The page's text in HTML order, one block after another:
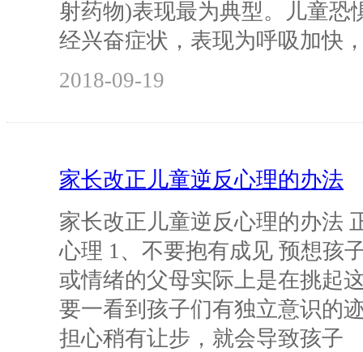
射药物)表现最为典型。儿童恐
经兴奋症状，表现为呼吸加快
2018-09-19
家长改正儿童逆反心理的办法
家长改正儿童逆反心理的办法
心理 1、不要抱有成见 预想孩
或情绪的父母实际上是在挑起
要一看到孩子们有独立意识的
担心稍有让步，就会导致孩子